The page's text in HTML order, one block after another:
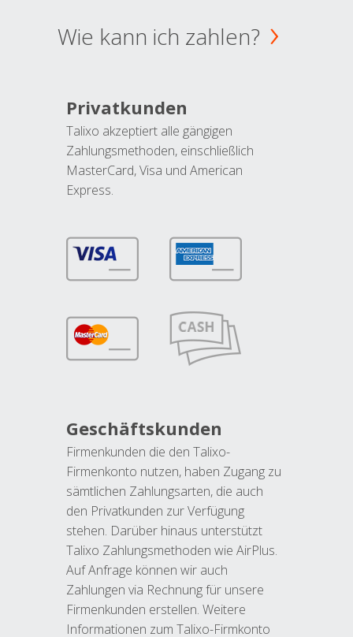
Wie kann ich zahlen?
Privatkunden
Talixo akzeptiert alle gängigen
Zahlungsmethoden, einschließlich
MasterCard, Visa und American
Express.
Geschäftskunden
Firmenkunden die den Talixo-
Firmenkonto nutzen, haben Zugang zu
sämtlichen Zahlungsarten, die auch
den Privatkunden zur Verfügung
stehen. Darüber hinaus unterstützt
Talixo Zahlungsmethoden wie AirPlus.
Auf Anfrage können wir auch
Zahlungen via Rechnung für unsere
Firmenkunden erstellen. Weitere
Informationen zum Talixo-Firmkonto